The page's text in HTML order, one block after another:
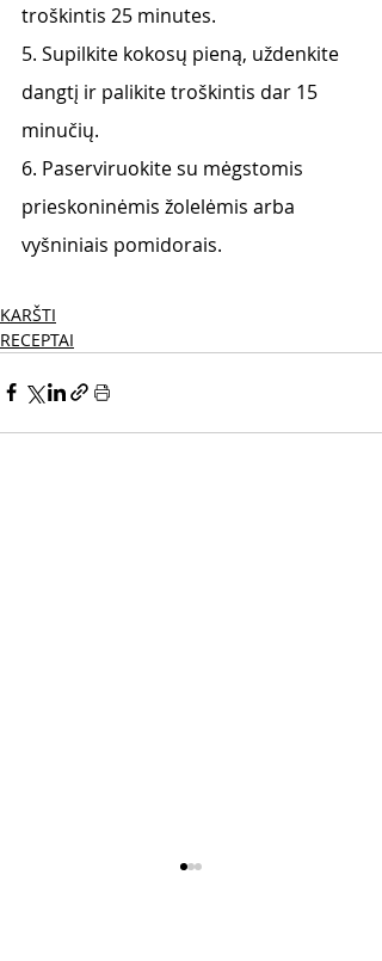
troškintis 25 minutes.
5. Supilkite kokosų pieną, uždenkite
dangtį ir palikite troškintis dar 15
minučių.
6. Paserviruokite su mėgstomis
prieskoninėmis žolelėmis arba
vyšniniais pomidorais.
KARŠTI
RECEPTAI